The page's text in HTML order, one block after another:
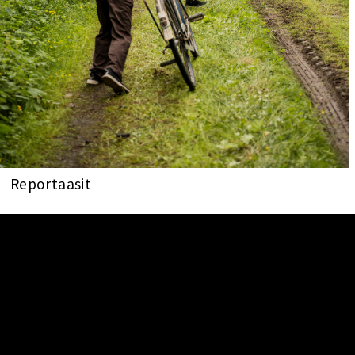
Reportaasit